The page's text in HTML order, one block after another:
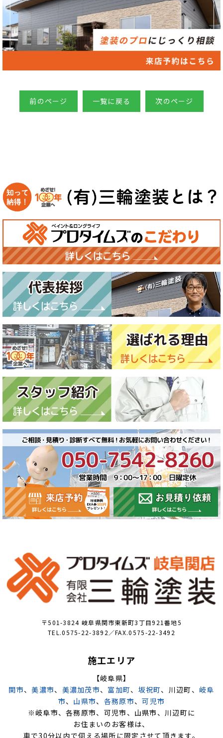
前のページ 一覧に戻る 次のページ
〒501-3824 岐阜県関市東新町3丁目921番地5
TEL.0575-22-3892／FAX.0575-22-3492
施工エリア
【岐阜県】
関市、美濃市、 美濃加茂市、 富加町、 坂祝町、川辺町、 岐阜
市、 山県市、 各務原市、可児市
※岐阜市、各務原市、可児市、山県市、川辺町に
お住まいのお客様は、
車で30分以内で伺える場所に限定させて頂きます。